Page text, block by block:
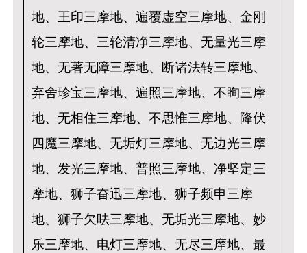
地、王印三摩地、遍覆虚空三摩地、金刚
轮三摩地、三轮清净三摩地、无量光三摩
地、无著无障三摩地、断诸法转三摩地、
弃舍珍宝三摩地、遍照三摩地、不眴三摩
地、无相住三摩地、不思惟三摩地、降伏
四魔三摩地、无垢灯三摩地、无边光三摩
地、发光三摩地、普照三摩地、净坚定三
摩地、狮子奋迅三摩地、狮子频申三摩
地、狮子欠呿三摩地、无垢光三摩地、妙
乐三摩地、电灯三摩地、无尽三摩地、最